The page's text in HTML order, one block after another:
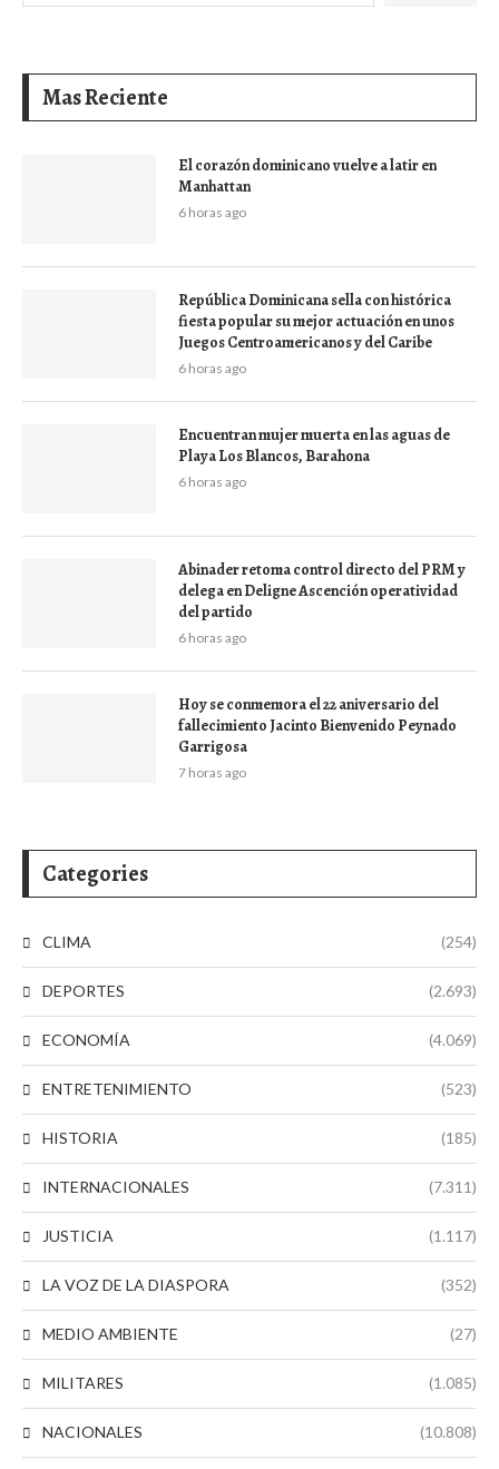
Mas Reciente
El corazón dominicano vuelve a latir en
Manhattan
6 horas ago
República Dominicana sella con histórica
fiesta popular su mejor actuación en unos
Juegos Centroamericanos y del Caribe
6 horas ago
Encuentran mujer muerta en las aguas de
Playa Los Blancos, Barahona
6 horas ago
Abinader retoma control directo del PRM y
delega en Deligne Ascención operatividad
del partido
6 horas ago
Hoy se conmemora el 22 aniversario del
fallecimiento Jacinto Bienvenido Peynado
Garrigosa
7 horas ago
Categories
CLIMA (254)
DEPORTES (2.693)
ECONOMÍA (4.069)
ENTRETENIMIENTO (523)
HISTORIA (185)
INTERNACIONALES (7.311)
JUSTICIA (1.117)
LA VOZ DE LA DIASPORA (352)
MEDIO AMBIENTE (27)
MILITARES (1.085)
NACIONALES (10.808)